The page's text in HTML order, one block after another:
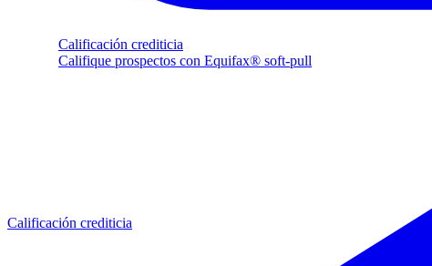
Calificación crediticia
Califique prospectos con Equifax® soft-pull
Calificación crediticia